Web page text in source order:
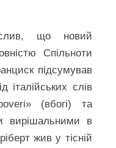
що новий
Спільноти
підсумував
італійських слів
(вбогі) та
вирішальними в
жив у тісній